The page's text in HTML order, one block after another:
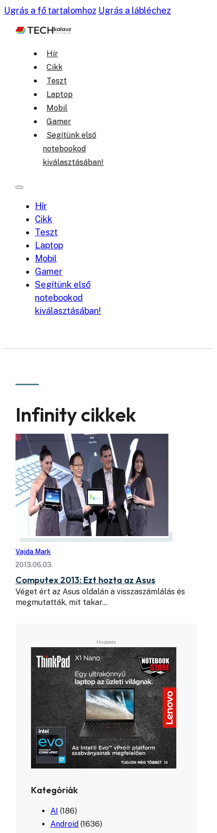
Ugrás a fő tartalomhoz Ugrás a lábléchez
Hír
Cikk
Teszt
Laptop
Mobil
Gamer
Segítünk első
notebookod
kiválasztásában!
Hír
Cikk
Teszt
Laptop
Mobil
Gamer
Segítünk első
notebookod
kiválasztásában!
Infinity cikkek
Vajda Mark
2013.06.03.
Computex 2013: Ezt hozta az Asus
Véget ért az Asus oldalán a visszaszámlálás és
megmutatták, mit takar…
Kategóriák
AI (186)
Android (1636)